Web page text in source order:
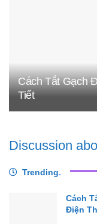
Cách Tắt Gạch
Tiết
Discussion
Trending.
Cách
Điện